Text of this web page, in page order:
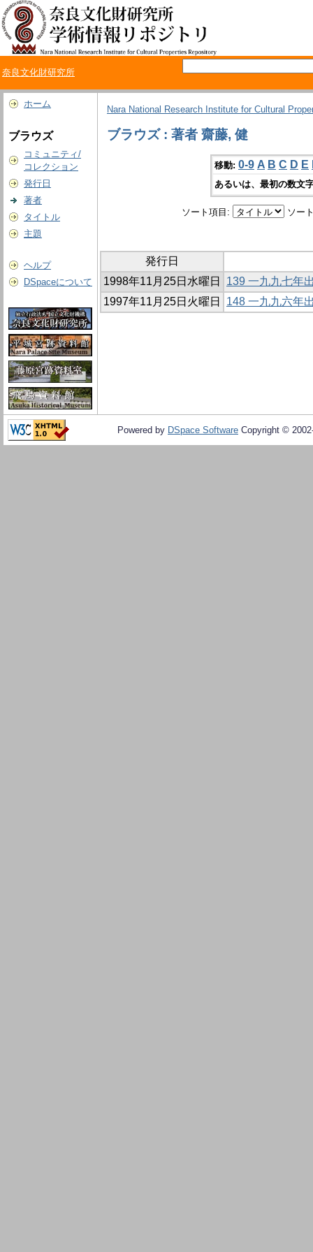
奈良文化財研究所
ホーム
ブラウズ
コミュニティ/
コレクション
発行日
著者
タイトル
主題
ヘルプ
DSpaceについて
Nara National Research Institute for Cultural
ブラウズ : 著者 齋藤, 健
移動: 0-9 A B C D E
あるいは、最初の数文
ソート項目: ソー
発行日
1998年11月25日水曜日
139 一九九七年
1997年11月25日火曜日
148 一九九六年
Powered by DSpace Software Copyright ©